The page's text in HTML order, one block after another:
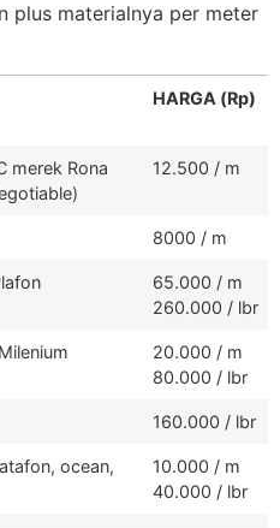
plus materialnya per meter
HARGA (Rp)
merek Rona
12.500 / m
8000 / m
65.000 / m
260.000 / lbr
20.000 / m
80.000 / lbr
160.000 / lbr
ocean,
10.000 / m
40.000 / lbr